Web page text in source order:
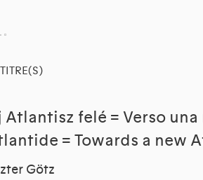
TITRE(S)
Atlantisz felé = Verso una
= Towards a new
Götz